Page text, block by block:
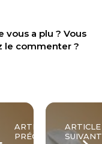
vous a plu ? Vous
le commenter ?
ARTICLE
PRÉCÉDENT
ARTICLE
SUIVANT